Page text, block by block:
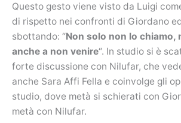
Questo gesto viene visto da Luigi
di rispetto nei confronti di Giordano
sbottando: “Non solo non lo chiamo,
anche a non venire“. In studio si è
forte discussione con Nilufar, che
anche Sara Affi Fella e coinvolge gli
studio, dove metà si schierati con
metà con Nilufar.